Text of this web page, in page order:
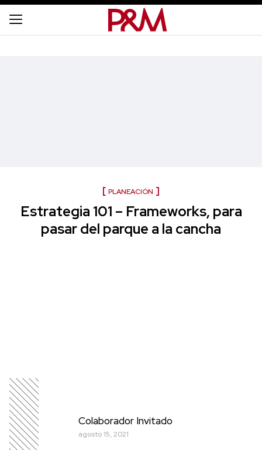
PLANEACIÓN
Estrategia 101 – Frameworks, para
pasar del parque a la cancha
Colaborador Invitado
agosto 15, 2021